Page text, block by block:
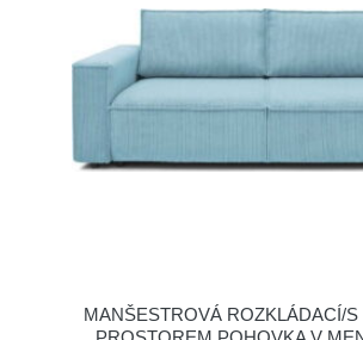
MANŠESTROVÁ ROZKLÁDACÍ/